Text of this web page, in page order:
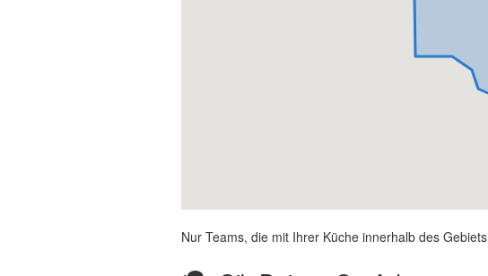
Nur Teams, die mit Ihrer Küche innerhalb des